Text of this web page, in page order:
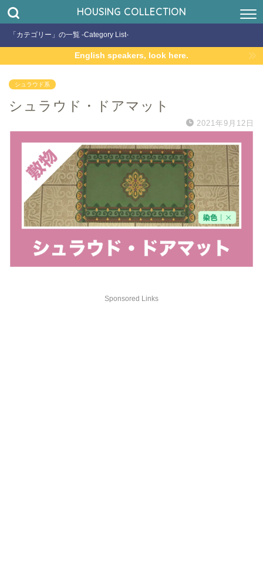
HOUSING COLLECTION
「カテゴリー」の一覧 -Category List-
English speakers, look here.
シュラウド系
シュラウド・ドアマット
2021年9月12日
Sponsored Links